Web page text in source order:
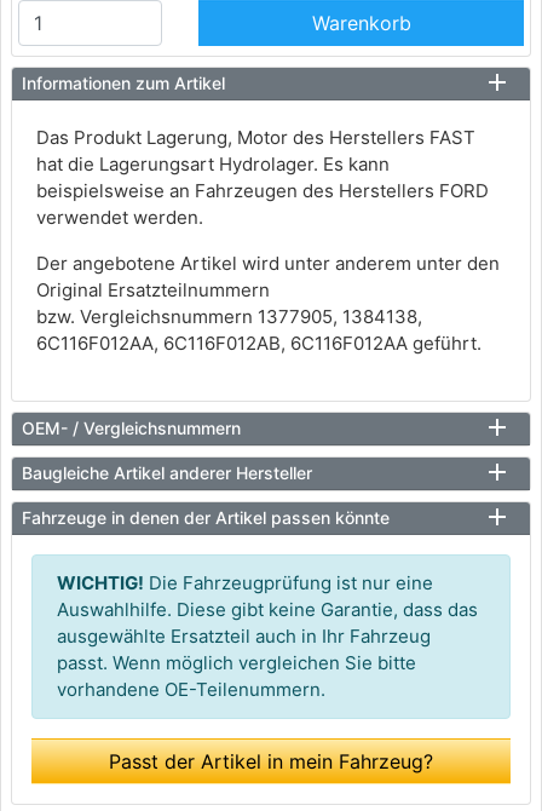
Warenkorb
Informationen zum Artikel
Das Produkt Lagerung, Motor des Herstellers FAST
hat die Lagerungsart Hydrolager. Es kann
beispielsweise an Fahrzeugen des Herstellers FORD
verwendet werden.
Der angebotene Artikel wird unter anderem unter den
Original Ersatzteilnummern
bzw. Vergleichsnummern 1377905, 1384138,
6C116F012AA, 6C116F012AB, 6C116F012AA geführt.
OEM- / Vergleichsnummern
Baugleiche Artikel anderer Hersteller
Fahrzeuge in denen der Artikel passen könnte
WICHTIG! Die Fahrzeugprüfung ist nur eine
Auswahlhilfe. Diese gibt keine Garantie, dass das
ausgewählte Ersatzteil auch in Ihr Fahrzeug
passt. Wenn möglich vergleichen Sie bitte
vorhandene OE-Teilenummern.
Passt der Artikel in mein Fahrzeug?